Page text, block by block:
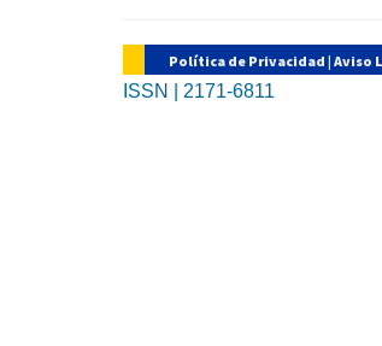
Política de Privacidad | Aviso
ISSN | 2171-6811